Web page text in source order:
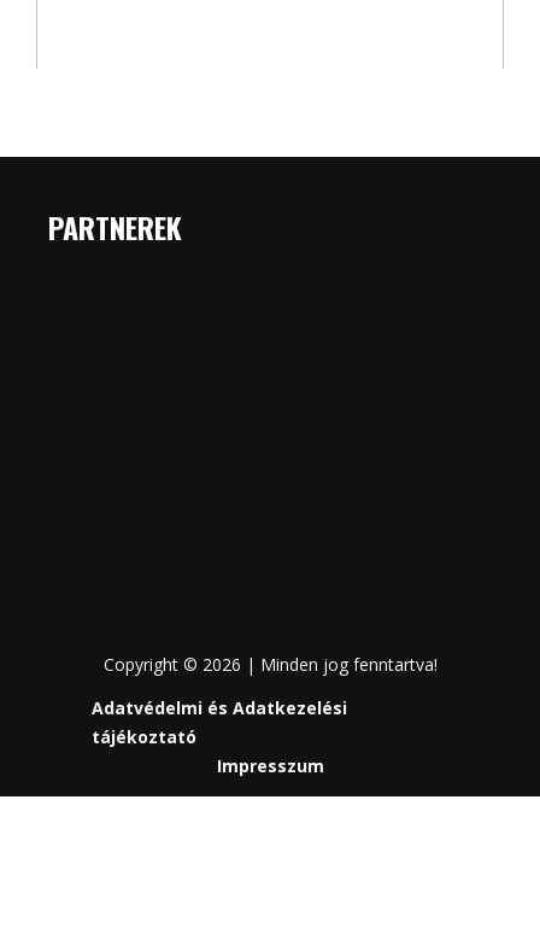
PARTNEREK
Copyright © 2026 | Minden jog fenntartva!
Adatvédelmi és Adatkezelési
tájékoztató
Impresszum